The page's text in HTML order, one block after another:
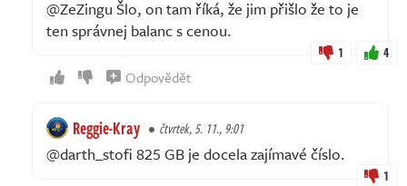
@ZeZingu Šlo, on tam říká, že jim přišlo že to je
ten správnej balanc s cenou.
1 4
Odpovědět
Reggie-Kray čtvrtek, 5. 11., 9:01
@darth_stofi 825 GB je docela zajímavé číslo.
1